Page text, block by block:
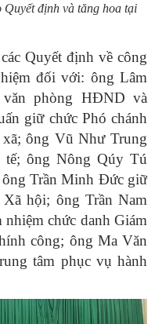
định và tăng hoa tại
Quyết định về công
đối với: ông Lâm
phòng HĐND và
giữ chức Phó chánh
ông Vũ Như Trung
ông Nông Qúy Tú
Trần Minh Đức giữ
hội; ông Trần Nam
chức danh Giám
công; ông Ma Văn
tâm phục vụ hành